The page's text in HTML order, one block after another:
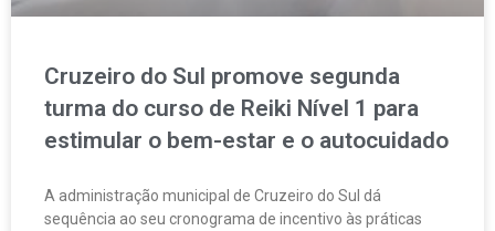
Cruzeiro do Sul promove segunda
turma do curso de Reiki Nível 1 para
estimular o bem-estar e o autocuidado
A administração municipal de Cruzeiro do Sul dá
sequência ao seu cronograma de incentivo às práticas